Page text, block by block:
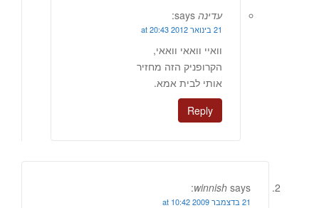
עדינה says:
21 בינואר 2012 at 20:43
וואיי וואאי וואאי,
הקרופניק הזה מחזיר
אותי לבית אמא.
Reply
winnish says:
21 בדצמבר 2009 at 10:42